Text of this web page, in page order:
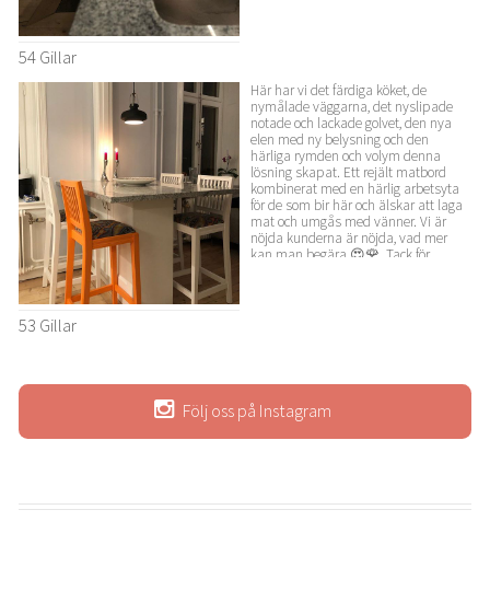
54 Gillar
53 Gillar
Här har vi det färdiga köket, de
nymålade väggarna, det nyslipade
notade och lackade golvet, den nya
elen med ny belysning och den
härliga rymden och volym denna
lösning skapat. Ett rejält matbord
kombinerat med en härlig arbetsyta
för de som bir här och älskar att laga
mat och umgås med vänner. Vi är
nöjda kunderna är nöjda, vad mer
kan man begära 😍🌹. Tack för
Följ oss på Instagram